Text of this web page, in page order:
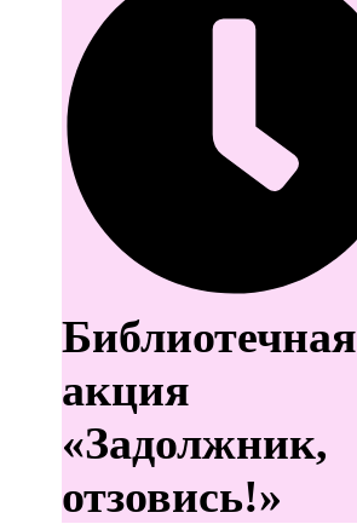
Библиотечная
акция
«Задолжник,
отзовись!»